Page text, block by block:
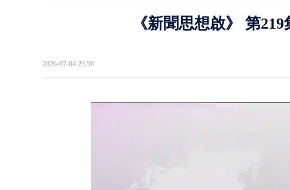
《新聞思想啟》 第
2026-07-04 23:59